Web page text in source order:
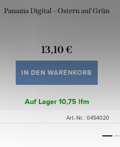
Panama Digital – Ostern auf Grün
13,10 €
IN DEN WARENKORB
Auf Lager10,75 lfm
Art.-Nr.: 0454020